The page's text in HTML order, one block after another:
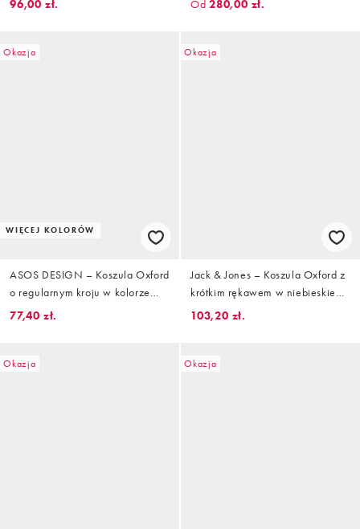
96,00 zł. Od 280,00 zł.
Okazja
WIĘCEJ KOLORÓW
ASOS DESIGN – Koszula Oxford
o regularnym kroju w kolorze
khaki
77,40 zł.
Okazja
Jack & Jones – Koszula Oxford z
krótkim rękawem w niebieskie
paski
103,20 zł.
Okazja Okazja